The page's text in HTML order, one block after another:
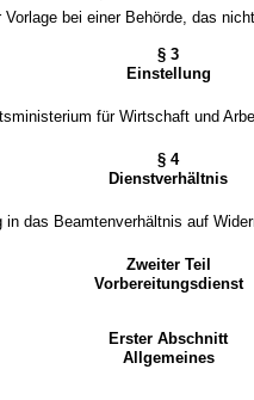
bei einer Behörde, das
§ 3
Einstellung
für Wirtschaft und
§ 4
Dienstverhältnis
in das Beamtenverhältnis auf
Zweiter Teil
Vorbereitungsdienst
Erster Abschnitt
Allgemeines